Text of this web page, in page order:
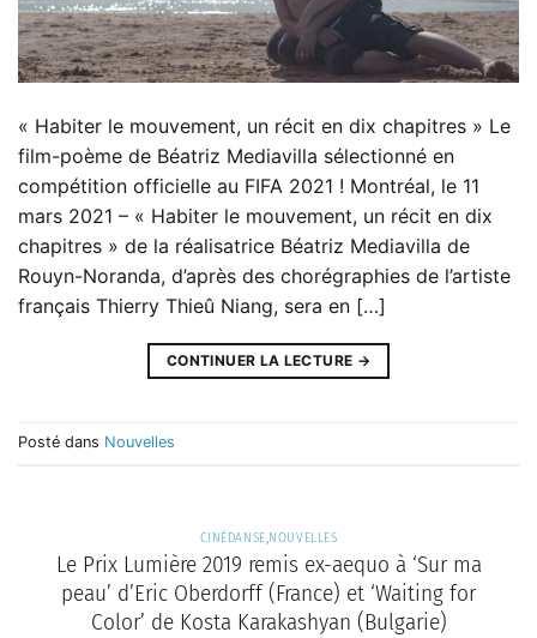
« Habiter le mouvement, un récit en dix chapitres » Le
film-poème de Béatriz Mediavilla sélectionné en
compétition officielle au FIFA 2021 ! Montréal, le 11
mars 2021 – « Habiter le mouvement, un récit en dix
chapitres » de la réalisatrice Béatriz Mediavilla de
Rouyn-Noranda, d’après des chorégraphies de l’artiste
français Thierry Thieû Niang, sera en […]
CONTINUER LA LECTURE →
Posté dans Nouvelles
CINÉDANSE NOUVELLES
Le Prix Lumière 2019 remis ex-aequo à ‘Sur ma
peau’ d’Eric Oberdorff (France) et ‘Waiting for
Color’ de Kosta Karakashyan (Bulgarie)